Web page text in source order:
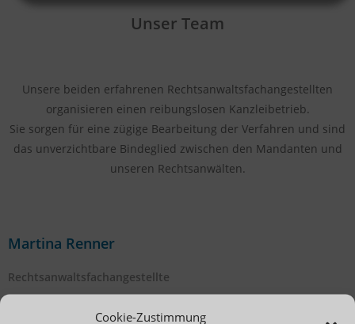
Cookie-Zustimmung
Unser Team
Unsere beiden erfahrenen Rechtsanwaltsfachangestellten
organisieren einen reibungslosen Kanzleibetrieb.
Sie sorgen für eine zügige Bearbeitung der Verfahren und sind
das unverzichtbare Bindeglied zwischen den Mandanten und
unseren Rechtsanwälten.
Martina Renner
Rechtsanwaltsfachangestellte
06227 / 83 92-92